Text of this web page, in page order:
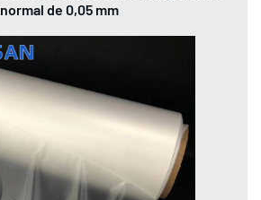
normal de 0,05 mm